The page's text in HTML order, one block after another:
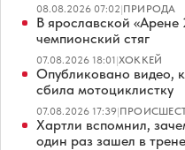
08.08.2026 07:02|ПРИРОДА
В ярославской
чемпионский стяг
07.08.2026 18:01|ХОККЕЙ
Опубликовано видео,
сбила мотоциклистку
07.08.2026 17:39|
Хартли вспомнил,
один раз зашел в